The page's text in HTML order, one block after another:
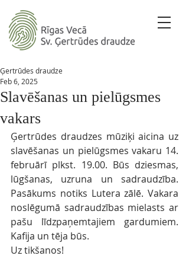
Slavēšanas un pielūgsmes
vakars
Ģertrūdes draudze
Feb 6, 2025
Ģertrūdes draudzes mūziķi aicina uz
slavēšanas un pielūgsmes vakaru 14.
februārī plkst. 19.00. Būs dziesmas,
lūgšanas, uzruna un sadraudzība.
Pasākums notiks Lutera zālē. Vakara
noslēgumā sadraudzības mielasts ar
pašu līdzpaņemtajiem gardumiem.
Kafija un tēja būs.
Uz tikšanos!